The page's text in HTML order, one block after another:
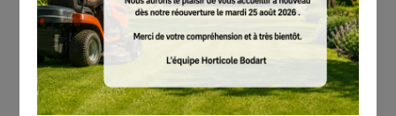
AS
Poids de l’appareil sans batterie
1.1 kg
Pression max. à l'extrémité du tuyau